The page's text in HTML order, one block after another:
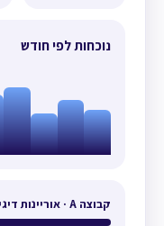
נוכחות לפי חודש
קבוצה A · אוריינות דיגיטלית